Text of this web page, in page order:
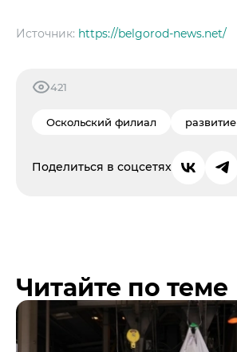
Источник: https://belgorod-news.net/
421
Оскольский филиал развитие
Поделиться в соцсетях
Читайте по теме